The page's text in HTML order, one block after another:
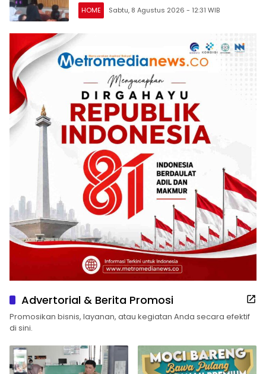
HOME Sabtu, 8 Agustus 2026 - 12:31 WIB
Advertorial & Berita Promosi
Promosikan bisnis, layanan, atau kegiatan Anda secara efektif
di sini.